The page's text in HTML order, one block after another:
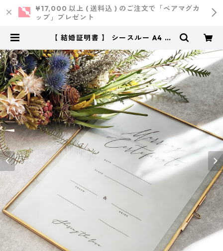
¥17,000 以上 ( 送料込 ) のご注文で「ペアマグカ
ップ」プレゼント
【 結婚証明書 】 シースルー A4 用
ディング | 小西製作所 ｜ ウェディ
ング・結婚式・オリジナルアイテム